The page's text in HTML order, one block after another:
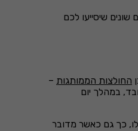
שיסייעו לכם
החולצות הממותגות –
במהלך יום
כך גם כאשר מדובר